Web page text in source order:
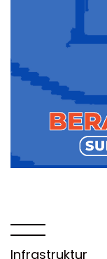
Infrastruktur